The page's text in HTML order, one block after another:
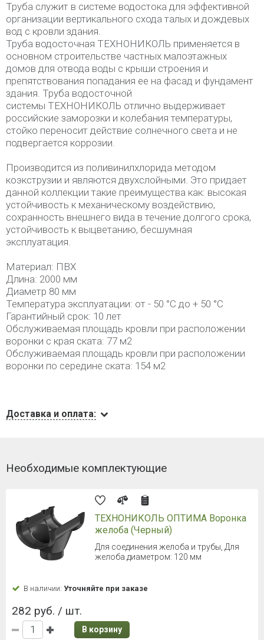
Труба служит в системе водостока для эффективной
организации вертикального схода талых и дождевых
вод с кровли здания.
Труба водосточная ТЕХНОНИКОЛЬ применяется в
основном строительстве частных малоэтажных
домов для отвода воды с крыши строения и
препятствования попадания ее на фасад и фундамент
здания. Труба водосточной
системы ТЕХНОНИКОЛЬ отлично выдерживает
российские заморозки и колебания температуры,
стойко переносит действие солнечного света и не
подвергается коррозии.
Производится из поливинилхлорида методом
коэкструзии и являются двухслойными. Это придает
данной коллекции такие преимущества как: высокая
устойчивость к механическому воздействию,
сохранность внешнего вида в течение долгого срока,
устойчивость к выцветанию, бесшумная
эксплуатация.
Материал: ПВХ
Длина: 2000 мм
Диаметр 80 мм
Температура эксплуатации: от - 50 °C до + 50 °C
Гарантийный срок: 10 лет
Обслуживаемая площадь кровли при расположении
воронки с края ската: 77 м2
Обслуживаемая площадь кровли при расположении
воронки по середине ската: 154 м2
Доставка и оплата:
Необходимые комплектующие
ТЕХНОНИКОЛЬ ОПТИМА Воронка
желоба (Черный)
Для соединения желоба и трубы, Для
желоба диаметром: 120 мм
В наличии: Уточняйте при заказе
282 руб. / шт.
В корзину